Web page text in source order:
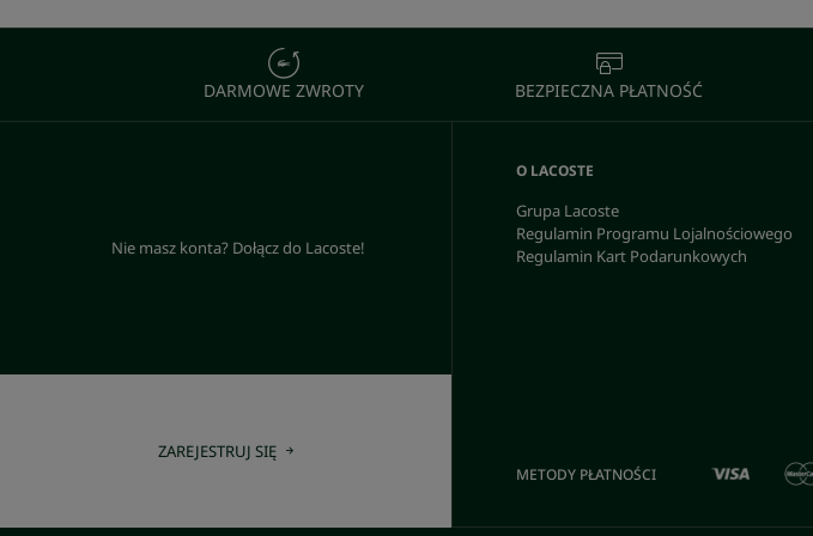
DARMOWE ZWROTY BEZPIECZNA PŁATNOŚĆ
Nie masz konta? Dołącz do Lacoste!
ZAREJESTRUJ SIĘ
O LACOSTE
Grupa Lacoste
Regulamin Programu Lojalnościowego
Regulamin Kart Podarunkowych
METODY PŁATNOŚCI